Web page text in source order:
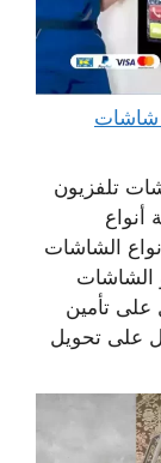
55880595 إصلاح شاشات
تلفزيون
أنواع
الشاشات
الشاشات
على تأمين
على تحويل